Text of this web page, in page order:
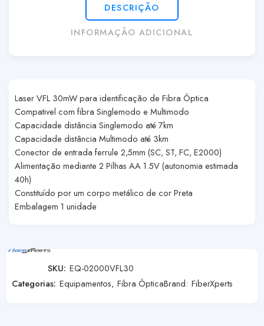
DESCRIÇÃO
INFORMAÇÃO ADICIONAL
Laser VFL 30mW para identificação de Fibra Óptica
Compativel com fibra Singlemodo e Multimodo
Capacidade distância Singlemodo até 7km
Capacidade distância Multimodo até 3km
Conector de entrada ferrule 2,5mm (SC, ST, FC, E2000)
Alimentação mediante 2 Pilhas AA 1.5V (autonomia estimada
40h)
Constituído por um corpo metálico de cor Preta
Embalagem 1 unidade
SKU: EQ-02000VFL30
Categorias: Equipamentos, Fibra ÓpticaBrand: FiberXperts